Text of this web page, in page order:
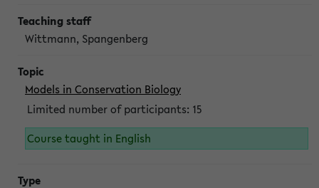
Wittmann, Spangenberg
Models in Conservation Biology
Limited number of participants: 15
Course taught in English